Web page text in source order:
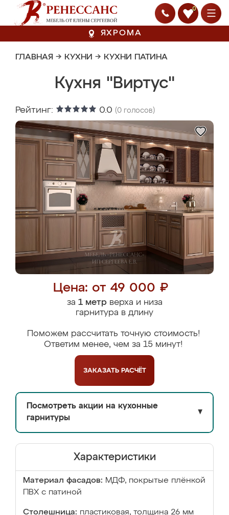
0
ЯХРОМА
ГЛАВНАЯ → КУХНИ → КУХНИ ПАТИНА
Кухня "Виртус"
Рейтинг: 0.0 (0 голосов)
Цена: от 49 000 ₽
за 1 метрверха и низа
гарнитура в длину
Поможем рассчитать точную стоимость!
Ответим менее, чем за 15 минут!
ЗАКАЗАТЬ РАСЧЁТ
Посмотреть акции на кухонные
гарнитуры
▼
Характеристики
Материал фасадов: МДФ, покрытые плёнкой
ПВХ с патиной
Столешница: пластиковая, толщина 26 мм